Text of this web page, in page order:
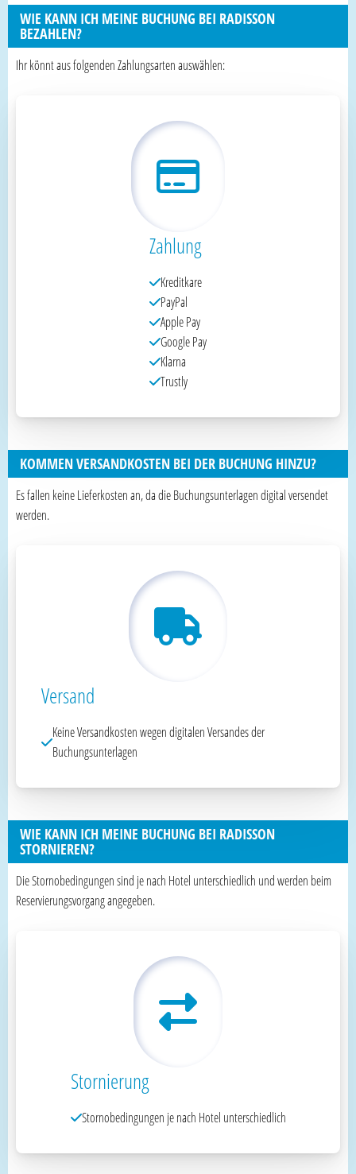
WIE KANN ICH MEINE BUCHUNG BEI RADISSON
BEZAHLEN?
Ihr könnt aus folgenden Zahlungsarten auswählen:
Zahlung
Kreditkare
PayPal
Apple Pay
Google Pay
Klarna
Trustly
KOMMEN VERSANDKOSTEN BEI DER BUCHUNG HINZU?
Es fallen keine Lieferkosten an, da die Buchungsunterlagen digital versendet
werden.
Versand
Keine Versandkosten wegen digitalen Versandes der
Buchungsunterlagen
WIE KANN ICH MEINE BUCHUNG BEI RADISSON
STORNIEREN?
Die Stornobedingungen sind je nach Hotel unterschiedlich und werden beim
Reservierungsvorgang angegeben.
Stornierung
Stornobedingungen je nach Hotel unterschiedlich